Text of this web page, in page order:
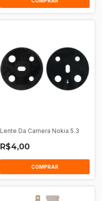
Lente Da Camera Nokia 5.3
R$4,00
COMPRAR